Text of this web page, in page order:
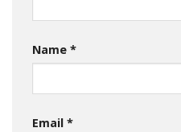
Name *
Email *